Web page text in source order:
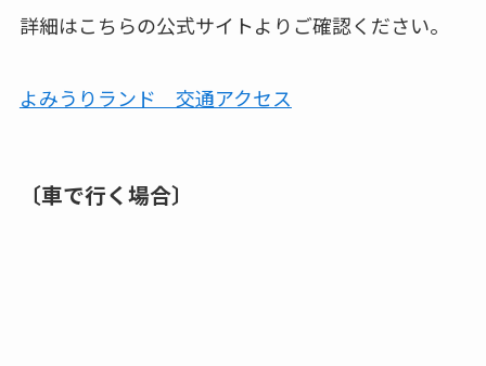
詳細はこちらの公式サイトよりご確認ください。
よみうりランド 交通アクセス
〔車で行く場合〕